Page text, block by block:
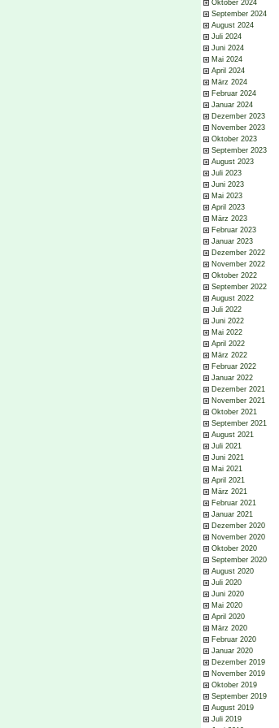
Oktober 2024
September 2024
August 2024
Juli 2024
Juni 2024
Mai 2024
April 2024
März 2024
Februar 2024
Januar 2024
Dezember 2023
November 2023
Oktober 2023
September 2023
August 2023
Juli 2023
Juni 2023
Mai 2023
April 2023
März 2023
Februar 2023
Januar 2023
Dezember 2022
November 2022
Oktober 2022
September 2022
August 2022
Juli 2022
Juni 2022
Mai 2022
April 2022
März 2022
Februar 2022
Januar 2022
Dezember 2021
November 2021
Oktober 2021
September 2021
August 2021
Juli 2021
Juni 2021
Mai 2021
April 2021
März 2021
Februar 2021
Januar 2021
Dezember 2020
November 2020
Oktober 2020
September 2020
August 2020
Juli 2020
Juni 2020
Mai 2020
April 2020
März 2020
Februar 2020
Januar 2020
Dezember 2019
November 2019
Oktober 2019
September 2019
August 2019
Juli 2019